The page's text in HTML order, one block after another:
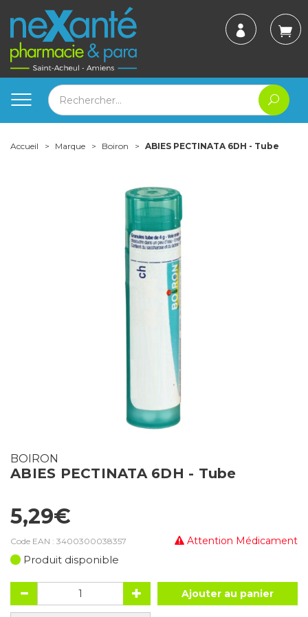
Accueil Marque Boiron ABIES PECTINATA 6DH - Tube
BOIRON
ABIES PECTINATA 6DH - Tube
5,29€
Attention Médicament
Code EAN : 3400300038357
Produit disponible
Ajouter au panier